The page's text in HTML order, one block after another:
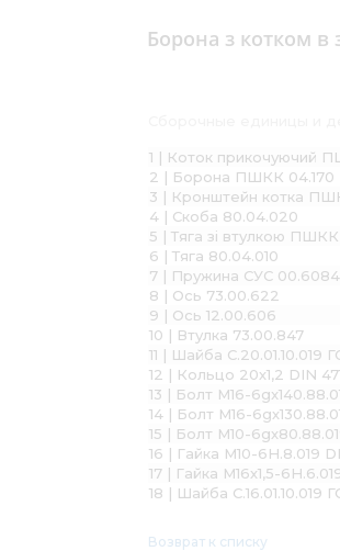
Борона з котком в
1 | Коток прикочуючий
2 | Борона ПШКК 04.170
3 | Кронштейн котка
4 | Скоба 80.04.020
5 | Тяга зі втулкою ПШКК
6 | Тяга 80.04.010
7 | Пружина СУС 00.6084
8 | Ось 73.00.622
9 | Ось 12.00.606
10 | Втулка 73.00.847
11 | Шайба С.20.01.10.019
12 | Кольцо 20х1,2 DIN
13 | Болт М16-
14 | Болт М16-
15 | Болт М10-
16 | Гайка М10-6Н.8.019
17 | Гайка М16х1,5-
18 | Шайба С.16.01.10.019
Возврат к списку